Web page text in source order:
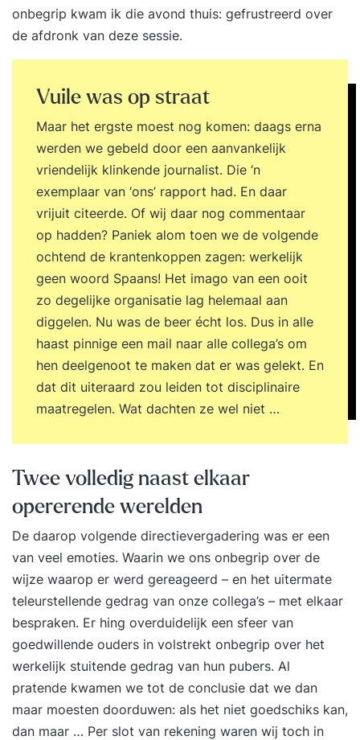
onbegrip kwam ik die avond thuis: gefrustreerd over
de afdronk van deze sessie.
Vuile was op straat
Maar het ergste moest nog komen: daags erna
werden we gebeld door een aanvankelijk
vriendelijk klinkende journalist. Die ‘n
exemplaar van ‘ons’ rapport had. En daar
vrijuit citeerde. Of wij daar nog commentaar
op hadden? Paniek alom toen we de volgende
ochtend de krantenkoppen zagen: werkelijk
geen woord Spaans! Het imago van een ooit
zo degelijke organisatie lag helemaal aan
diggelen. Nu was de beer écht los. Dus in alle
haast pinnige een mail naar alle collega’s om
hen deelgenoot te maken dat er was gelekt. En
dat dit uiteraard zou leiden tot disciplinaire
maatregelen. Wat dachten ze wel niet …
Twee volledig naast elkaar
opererende werelden
De daarop volgende directievergadering was er een
van veel emoties. Waarin we ons onbegrip over de
wijze waarop er werd gereageerd – en het uitermate
teleurstellende gedrag van onze collega’s – met elkaar
bespraken. Er hing overduidelijk een sfeer van
goedwillende ouders in volstrekt onbegrip over het
werkelijk stuitende gedrag van hun pubers. Al
pratende kwamen we tot de conclusie dat we dan
maar moesten doorduwen: als het niet goedschiks kan,
dan maar … Per slot van rekening waren wij toch in